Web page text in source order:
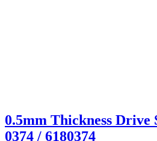
0.5mm Thickness Drive
0374 / 6180374